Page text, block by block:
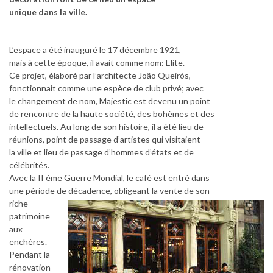
unique dans la ville.
L’espace a été inauguré le 17 décembre 1921,
mais à cette époque, il avait comme nom: Elite.
Ce projet, élaboré par l’architecte João Queirós,
fonctionnait comme une espèce de club privé; avec
le changement de nom, Majestic est devenu un point
de rencontre de la haute société, des bohèmes et des
intellectuels. Au long de son histoire, il a été lieu de
réunions, point de passage d’artistes qui visitaient
la ville et lieu de passage d’hommes d’états et de
célébrités.
Avec la II ème Guerre Mondial, le café est entré dans
une période de décadence, obligeant la vente de son
riche
patrimoine
aux
enchères.
Pendant la
rénovation